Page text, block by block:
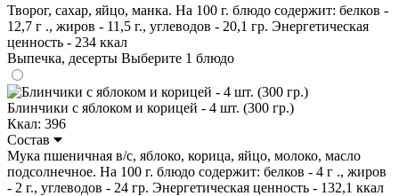
Творог, сахар, яйцо, манка. На 100 г. блюдо содержит: белков -
12,7 г ., жиров - 11,5 г., углеводов - 20,1 гр. Энергетическая
ценность - 234 ккал
Выпечка, десерты Выберите 1 блюдо
Блинчики с яблоком и корицей - 4 шт. (300 гр.)
Ккал: 396
Состав
Мука пшеничная в/с, яблоко, корица, яйцо, молоко, масло
подсолнечное. На 100 г. блюдо содержит: белков - 4 г ., жиров
- 2 г., углеводов - 24 гр. Энергетическая ценность - 132,1 ккал